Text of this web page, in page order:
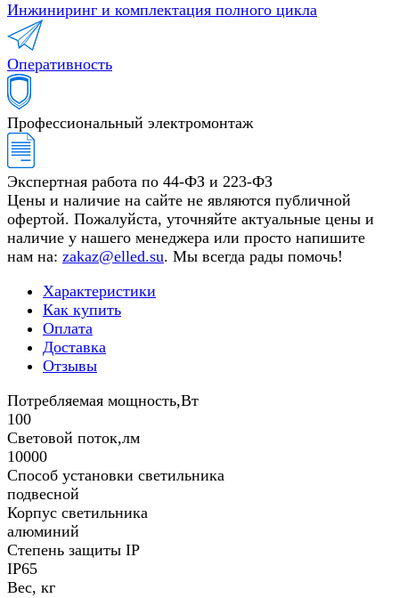
Инжиниринг и комплектация полного цикла
Оперативность
Профессиональный электромонтаж
Экспертная работа по 44-ФЗ и 223-ФЗ
Цены и наличие на сайте не являются публичной
офертой. Пожалуйста, уточняйте актуальные цены и
наличие у нашего менеджера или просто напишите
нам на: zakaz@elled.su. Мы всегда рады помочь!
Характеристики
Как купить
Оплата
Доставка
Отзывы
Потребляемая мощность,Вт
100
Световой поток,лм
10000
Способ установки светильника
подвесной
Корпус светильника
алюминий
Степень защиты IP
IP65
Вес, кг